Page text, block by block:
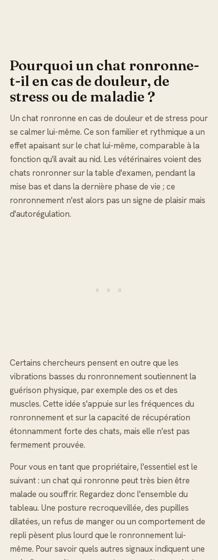
Pourquoi un chat ronronne-
t-il en cas de douleur, de
stress ou de maladie ?
Un chat ronronne en cas de douleur et de stress pour
se calmer lui-même. Ce son familier et rythmique a un
effet apaisant sur le chat lui-même, comparable à la
fonction qu'il avait au nid. Les vétérinaires voient des
chats ronronner sur la table d'examen, pendant la
mise bas et dans la dernière phase de vie ; ce
ronronnement n'est alors pas un signe de plaisir mais
d'autorégulation.
Certains chercheurs pensent en outre que les
vibrations basses du ronronnement soutiennent la
guérison physique, par exemple des os et des
muscles. Cette idée s'appuie sur les fréquences du
ronronnement et sur la capacité de récupération
étonnamment forte des chats, mais elle n'est pas
fermement prouvée.
Pour vous en tant que propriétaire, l'essentiel est le
suivant : un chat qui ronronne peut très bien être
malade ou souffrir. Regardez donc l'ensemble du
tableau. Une posture recroquevillée, des pupilles
dilatées, un refus de manger ou un comportement de
repli pèsent plus lourd que le ronronnement lui-
même. Pour savoir quels autres signaux indiquent une